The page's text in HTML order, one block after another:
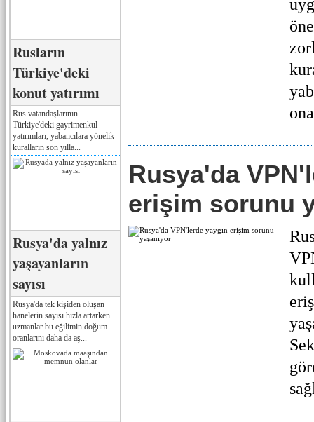
Rusların
Türkiye'deki
konut yatırımı
Rus vatandaşlarının
Türkiye'deki gayrimenkul
yatırımları, yabancılara yönelik
kuralların son yılla...
Rusya'da yalnız
yaşayanların
sayısı
Rusya'da tek kişiden oluşan
hanelerin sayısı hızla artarken
uzmanlar bu eğilimin doğum
oranlarını daha da aş...
Rusya'da
erişim sorunu